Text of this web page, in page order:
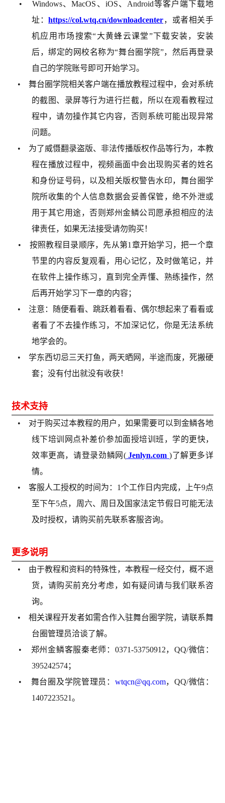
• Windows、MacOS、iOS、Android等客户端下载地
址：https://col.wtq.cn/downloadcenter，或者相关手
机应用市场搜索“大黄蜂云课堂”下载安装，安装
后，绑定的网校名称为“舞台圈学院”，然后再登录
自己的学院账号即可开始学习。
• 舞台圈学院相关客户端在播放教程过程中，会对系统
的截图、录屏等行为进行拦截，所以在观看教程过
程中，请勿操作其它内容，否则系统可能出现异常
问题。
• 为了威慑翻录盗版、非法传播版权作品等行为，本教
程在播放过程中，视频画面中会出现购买者的姓名
和身份证号码，以及相关版权警告水印，舞台圈学
院所收集的个人信息数据会妥善保管，绝不外泄或
用于其它用途，否则郑州金鳞公司愿承担相应的法
律责任，如果无法接受请勿购买！
• 按照教程目录顺序，先从第1章开始学习，把一个章
节里的内容反复观看，用心记忆，及时做笔记，并
在软件上操作练习，直到完全弄懂、熟练操作，然
后再开始学习下一章的内容；
• 注意：随便看看、跳跃着看看、偶尔想起来了看看或
者看了不去操作练习，不加深记忆，你是无法系统
地学会的。
• 学东西切忌三天打鱼，两天晒网，半途而废，死搬硬
套；没有付出就没有收获！
技术支持
• 对于购买过本教程的用户，如果需要可以到金鳞各地
线下培训网点补差价参加面授培训班，学的更快，
效率更高，请登录劲鳞网(Jenlyn.com )了解更多详
情。
• 客服人工授权的时间为：1个工作日内完成，上午9点
至下午5点，周六、周日及国家法定节假日可能无法
及时授权，请购买前先联系客服咨询。
更多说明
• 由于教程和资料的特殊性，本教程一经交付，概不退
货，请购买前充分考虑，如有疑问请与我们联系咨
询。
• 相关课程开发者如需合作入驻舞台圈学院，请联系舞
台圈管理员洽谈了解。
• 郑州金鳞客服秦老师：0371-53750912，QQ/微信：
395242574；
• 舞台圈及学院管理员： wtqcn@qq.com，QQ/微信：
1407223521。